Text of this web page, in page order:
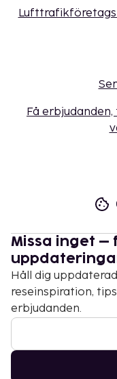
Lufttrafikföretags
Få
Missa inget –
Håll dig
reseinspiration,
erbjudanden.